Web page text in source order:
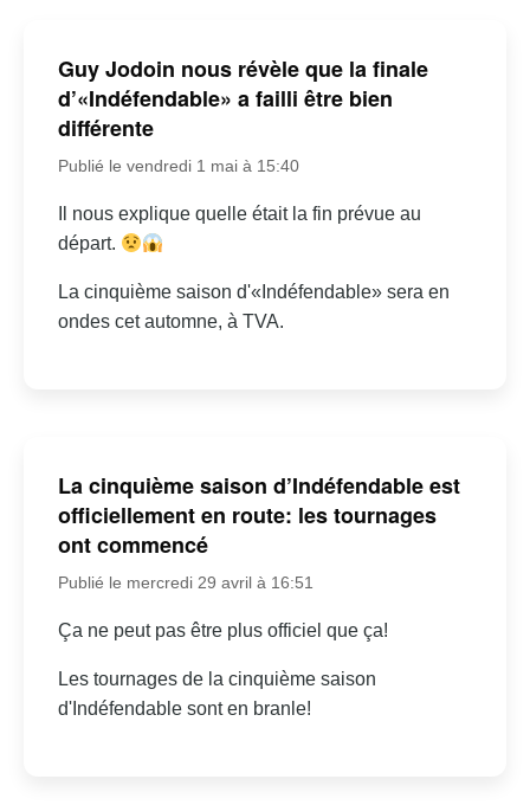
Guy Jodoin nous révèle que la finale
d’«Indéfendable» a failli être bien
différente
Publié le vendredi 1 mai à 15:40
Il nous explique quelle était la fin prévue au
départ.
La cinquième saison d'«Indéfendable» sera en
ondes cet automne, à TVA.
La cinquième saison d’Indéfendable est
officiellement en route: les tournages
ont commencé
Publié le mercredi 29 avril à 16:51
Ça ne peut pas être plus officiel que ça!
Les tournages de la cinquième saison
d'Indéfendable sont en branle!